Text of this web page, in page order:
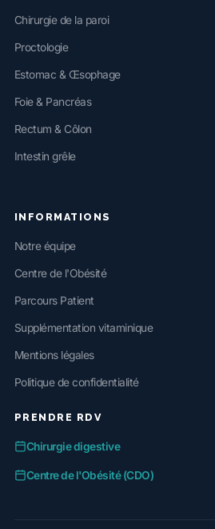
Chirurgie de la paroi
Proctologie
Estomac & Œsophage
Foie & Pancréas
Rectum & Côlon
Intestin grêle
INFORMATIONS
Notre équipe
Centre de l'Obésité
Parcours Patient
Supplémentation vitaminique
Mentions légales
Politique de confidentialité
PRENDRE RDV
Chirurgie digestive
Centre de l'Obésité (CDO)